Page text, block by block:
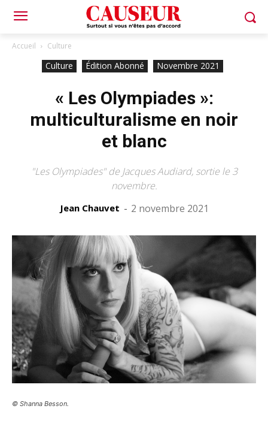
Accueil Culture
Culture Édition Abonné Novembre 2021
« Les Olympiades »:
multiculturalisme en noir
et blanc
"Les Olympiades" de Jacques Audiard, sortie le 3
novembre.
Jean Chauvet - 2 novembre 2021
© Shanna Besson.